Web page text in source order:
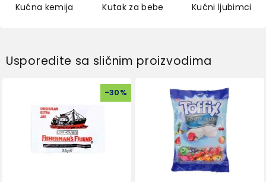
Kućna kemija Kutak za bebe Kućni ljubimci
Usporedite sa sličnim proizvodima
-30%